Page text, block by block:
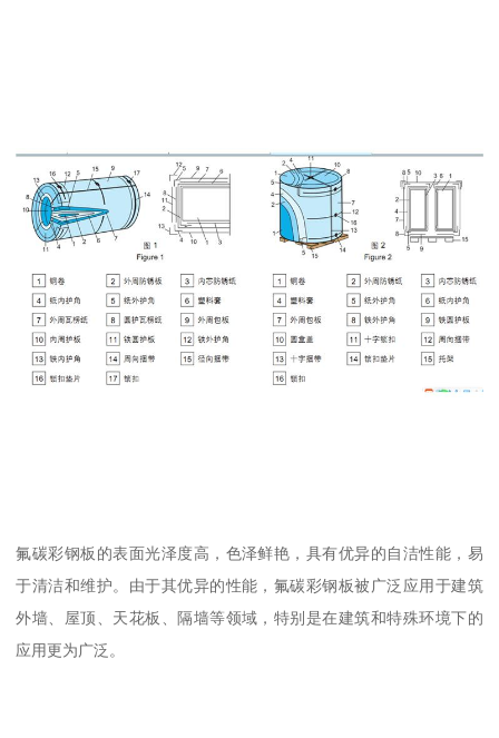
氟碳彩钢板的表面光泽度高，色泽鲜艳，具有优异的自洁性能，易
于清洁和维护。由于其优异的性能，氟碳彩钢板被广泛应用于建筑
外墙、屋顶、天花板、隔墙等领域，特别是在建筑和特殊环境下的
应用更为广泛。